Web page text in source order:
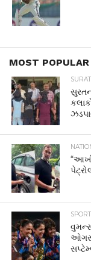
MOST POPULAR
SURAT